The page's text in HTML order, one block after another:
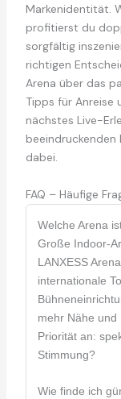
Markenidentität.
profitierst du
sorgfältig
richtigen
Arena über das
Tipps für Anreise
nächstes Live-
dabei.
FAQ – Häufige
Welche Arena
Große Indoor-
LANXESS
internationale
mehr Nähe und
Priorität an:
Stimmung?
Wie finde ich